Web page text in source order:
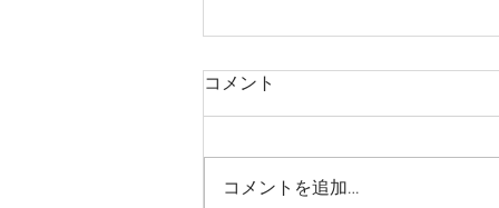
コメント
コメントを追加…